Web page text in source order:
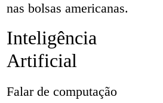
nas bolsas americanas.
Inteligência
Artificial
Falar de computação